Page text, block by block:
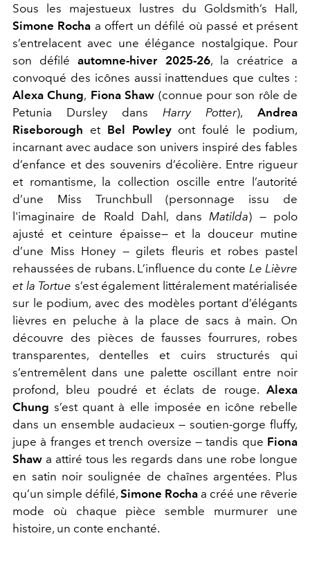
Sous les majestueux lustres du Goldsmith’s Hall,
Simone Rocha a offert un défilé où passé et présent
s’entrelacent avec une élégance nostalgique. Pour
son défiléautomne-hiver 2025-26, la créatrice a
convoqué des icônes aussi inattendues que cultes :
Alexa Chung, Fiona Shaw (connue pour son rôle de
Petunia Dursley dans Harry Potter), Andrea
Riseborough etBel Powleyont foulé le podium,
incarnant avec audace son univers inspiré des fables
d’enfance et des souvenirs d’écolière. Entre rigueur
et romantisme, la collection oscille entre l’autorité
d’une Miss Trunchbull (personnage issu de
l'imaginaire de Roald Dahl, dans Matilda) — polo
ajusté et ceinture épaisse— et la douceur mutine
d’une Miss Honey — gilets fleuris et robes pastel
rehaussées de rubans. L’influence du conte Le Lièvre
et la Tortue s’est également littéralement matérialisée
sur le podium, avec des modèles portant d’élégants
lièvres en peluche à la place de sacs à main. On
découvre des pièces de fausses fourrures, robes
transparentes, dentelles et cuirs structurés qui
s’entremêlent dans une palette oscillant entre noir
profond, bleu poudré et éclats de rouge. Alexa
Chung s’est quant à elle imposée en icône rebelle
dans un ensemble audacieux — soutien-gorge fluffy,
jupe à franges et trench oversize — tandis que Fiona
Shaw a attiré tous les regards dans une robe longue
en satin noir soulignée de chaînes argentées. Plus
qu’un simple défilé, Simone Rocha a créé une rêverie
mode où chaque pièce semble murmurer une
histoire, un conte enchanté.